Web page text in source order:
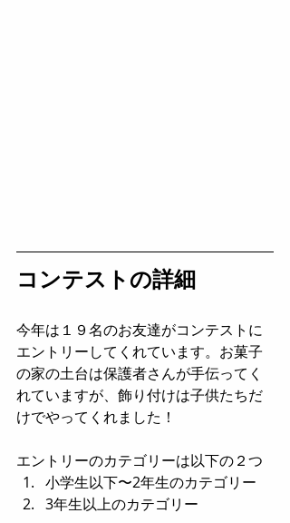
コンテストの詳細
今年は１９名のお友達がコンテストに
エントリーしてくれています。お菓子
の家の土台は保護者さんが手伝ってく
れていますが、飾り付けは子供たちだ
けでやってくれました！
エントリーのカテゴリーは以下の２つ
小学生以下〜2年生のカテゴリー
3年生以上のカテゴリー